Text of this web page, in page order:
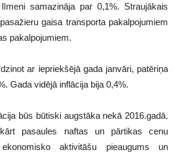
samazināja par 0,1%. Straujākais
gaisa transporta pakalpojumiem
pakalpojumiem.
ar iepriekšējā gada janvāri, patēriņa
Gada vidējā inflācija bija 0,4%.
būs būtiski augstāka nekā 2016.gadā.
pasaules naftas un pārtikas cenu
aktivitāšu pieaugums un